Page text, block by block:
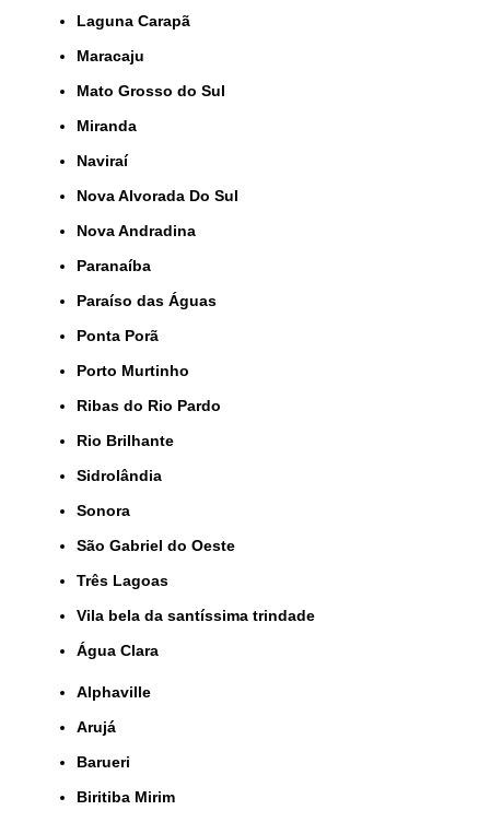
Laguna Carapã
Maracaju
Mato Grosso do Sul
Miranda
Naviraí
Nova Alvorada Do Sul
Nova Andradina
Paranaíba
Paraíso das Águas
Ponta Porã
Porto Murtinho
Ribas do Rio Pardo
Rio Brilhante
Sidrolândia
Sonora
São Gabriel do Oeste
Três Lagoas
Vila bela da santíssima trindade
Água Clara
Alphaville
Arujá
Barueri
Biritiba Mirim